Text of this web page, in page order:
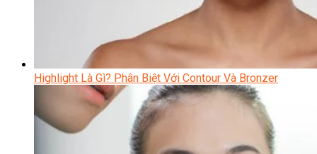
Highlight Là Gì? Phân Biệt Với Contour Và Bronzer